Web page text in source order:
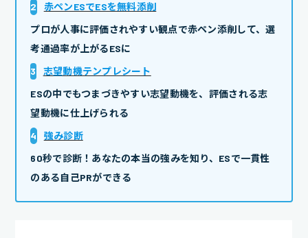
2
赤ペンESでESを無料添削
プロが人事に評価されやすい観点で赤ペン添削して、選
考通過率が上がるESに
3
志望動機テンプレシート
ESの中でもつまづきやすい志望動機を、評価される志
望動機に仕上げられる
4
強み診断
60秒で診断！あなたの本当の強みを知り、ESで一貫性
のある自己PRができる